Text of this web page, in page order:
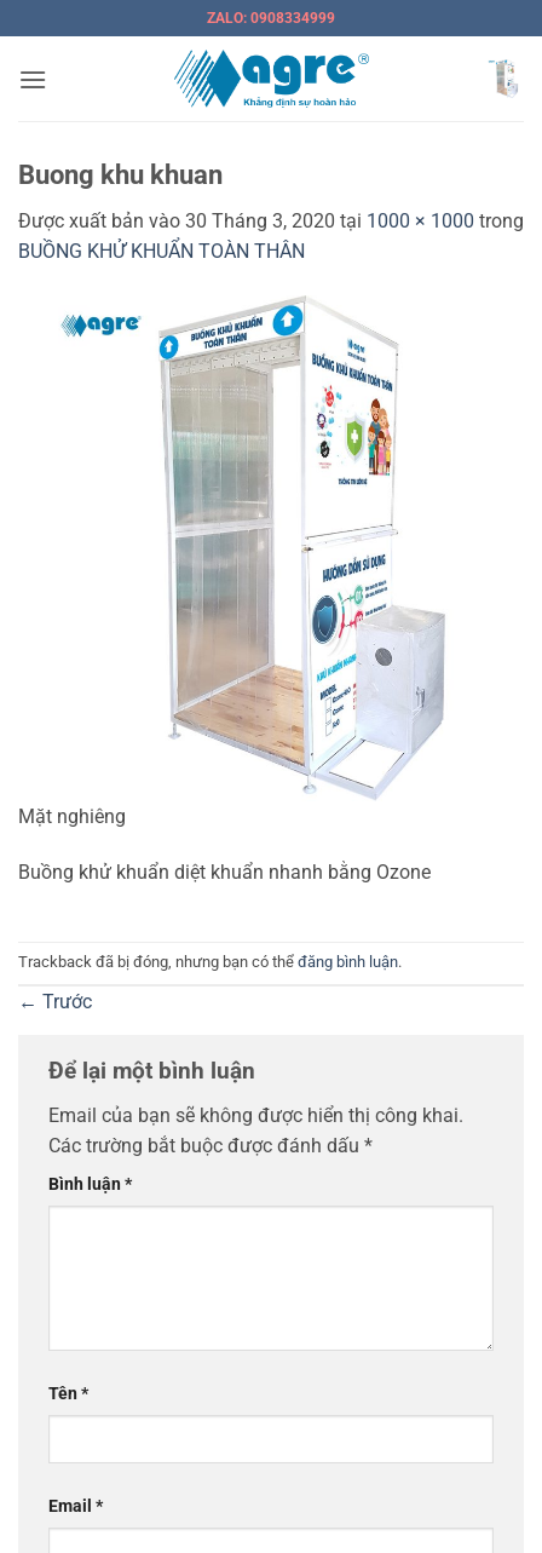
nội
ZALO: 0908334999
Buong khu khuan
Được xuất bản vào 30 Tháng 3, 2020 tại 1000 × 1000 trong
BUỒNG KHỬ KHUẨN TOÀN THÂN
Mặt nghiêng
Buồng khử khuẩn diệt khuẩn nhanh bằng Ozone
Trackback đã bị đóng, nhưng bạn có thể đăng bình luận.
← Trước
Để lại một bình luận
Email của bạn sẽ không được hiển thị công khai.
Các trường bắt buộc được đánh dấu *
Bình luận*
Tên*
Email *